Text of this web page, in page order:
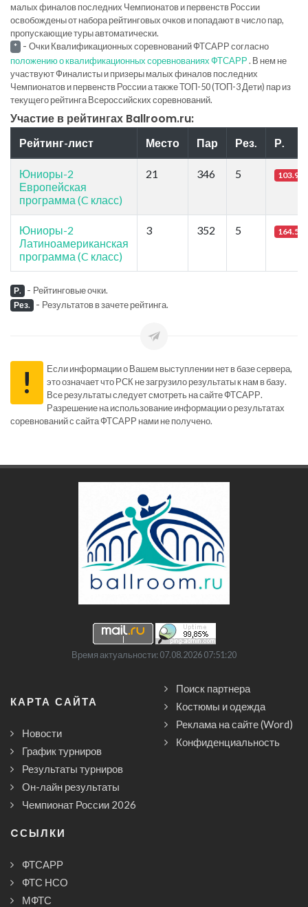
малых финалов последних Чемпионатов и первенств России
освобождены от набора рейтинговых очков и попадают в число пар,
пропускающие туры автоматически.
* - Очки Квалификационных соревнований ФТСАРР согласно
положению о квалификационных соревнованиях ФТСАРР. В нем не
участвуют Финалисты и призеры малых финалов последних
Чемпионатов и первенств России а также ТОП-50 (ТОП-3 Дети) пар из
текущего рейтинга Всероссийских соревнований.
Участие в рейтингах Ballroom.ru:
Рейтинг-лист Место Пар Рез. Р.
Юниоры-2
Европейская
программа (C класс)
21 346 5 103.94
Юниоры-2
Латиноамериканская
программа (C класс)
3 352 5 164.59
Р. - Рейтинговые очки.
Рез. - Результатов в зачете рейтинга.
!
Если информации о Вашем выступлении нет в базе сервера,
это означает что РСК не загрузило результаты к нам в базу.
Все результаты следует смотреть на сайте ФТСАРР.
Разрешение на использование информации о результатах
соревнований с сайта ФТСАРР нами не получено.
Время актуальности: 07.08.2026 07:51:20
КАРТА САЙТА
Новости
График турниров
Результаты турниров
Он-лайн результаты
Чемпионат России 2026
Поиск партнера
Костюмы и одежда
Реклама на сайте (Word)
Конфиденциальность
CСЫЛКИ
ФТСАРР
ФТС НСО
МФТС